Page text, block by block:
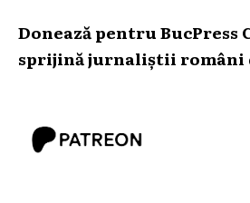
Donează pentru BucPress
sprijină jurnaliștii români